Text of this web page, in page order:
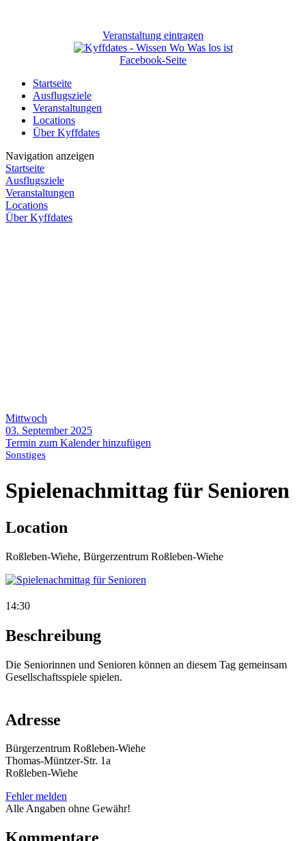
Veranstaltung eintragen
Facebook-Seite
Startseite
Ausflugsziele
Veranstaltungen
Locations
Über Kyffdates
Navigation anzeigen
Startseite
Ausflugsziele
Veranstaltungen
Locations
Über Kyffdates
Mittwoch
03. September 2025
Termin zum Kalender hinzufügen
Sonstiges
Spielenachmittag für Senioren
Location
Roßleben-Wiehe, Bürgerzentrum Roßleben-Wiehe
14:30
Beschreibung
Die Seniorinnen und Senioren können an diesem Tag gemeinsam
Gesellschaftsspiele spielen.
Adresse
Bürgerzentrum Roßleben-Wiehe
Thomas-Müntzer-Str. 1a
Roßleben-Wiehe
Fehler melden
Alle Angaben ohne Gewähr!